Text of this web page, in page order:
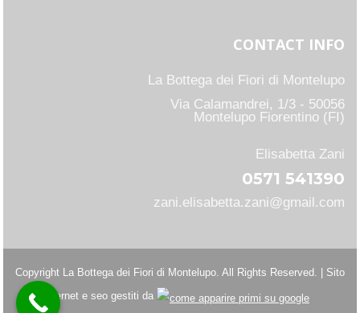
CONTACT INFO
La Bottega dei Fiori di Montelupo
Via Calamandrei, 1/3 - 50056
Montelupo Fiorentino (FI)
Elisabetta Zani
0571 541390
zani.elisabetta.zani@gmail.com
Copyright La Bottega dei Fiori di Montelupo. All Rights Reserved. | Sito
internet e seo gestiti da